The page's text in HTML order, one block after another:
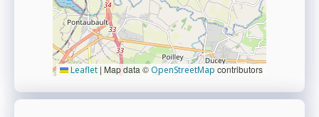
Leaflet | Map data © OpenStreetMap contributors